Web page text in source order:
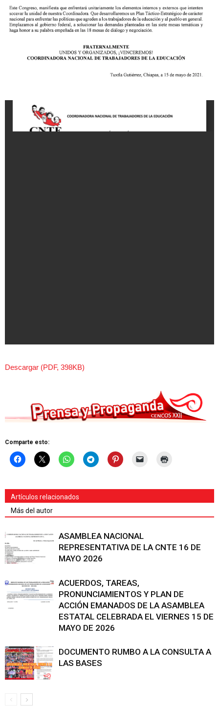
Descargar (PDF, 398KB)
Comparte esto:
Artículos relacionados
Más del autor
ASAMBLEA NACIONAL
REPRESENTATIVA DE LA CNTE 16 DE
MAYO 2026
ACUERDOS, TAREAS,
PRONUNCIAMIENTOS Y PLAN DE
ACCIÓN EMANADOS DE LA ASAMBLEA
ESTATAL CELEBRADA EL VIERNES 15 DE
MAYO DE 2026
DOCUMENTO RUMBO A LA CONSULTA A
LAS BASES